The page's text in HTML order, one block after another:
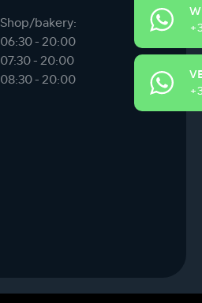
Shop/bakery:
06:30 - 20:00
07:30 - 20:00
08:30 - 20:00